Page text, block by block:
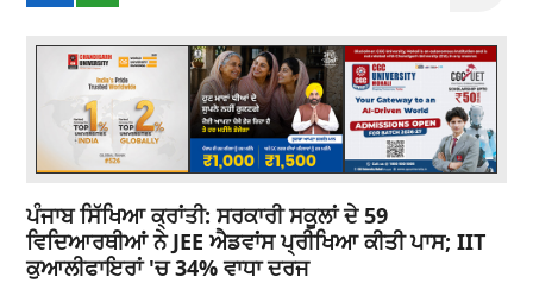
ਪੰਜਾਬ ਸਿੱਖਿਆ ਕ੍ਰਾਂਤੀ: ਸਰਕਾਰੀ ਸਕੂਲਾਂ ਦੇ 59
ਵਿਦਿਆਰਥੀਆਂ ਨੇ JEE ਐਡਵਾਂਸ ਪ੍ਰੀਖਿਆ ਕੀਤੀ ਪਾਸ; IIT
ਕੁਆਲੀਫਾਇਰਾਂ 'ਚ 34% ਵਾਧਾ ਦਰਜ